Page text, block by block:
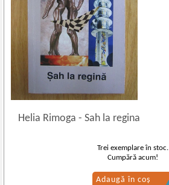
Helia Rimoga- Sah la regina
Trei exemplare în stoc.
Cumpără acum!
Adaugă în coș